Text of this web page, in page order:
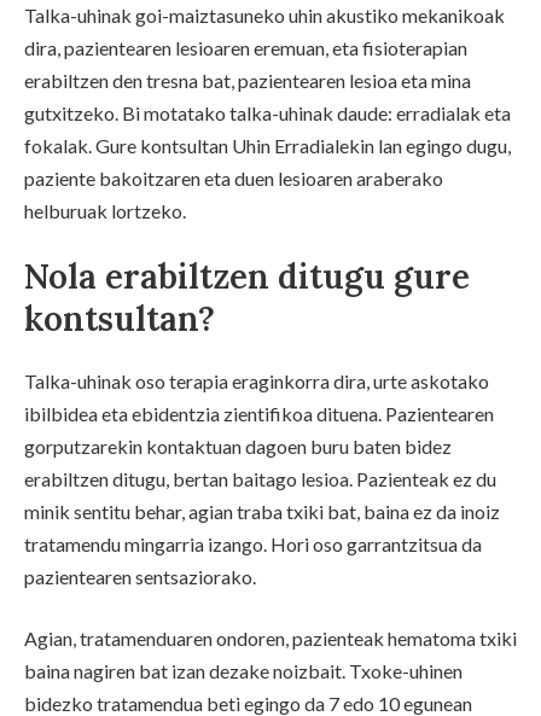
Talka-uhinak goi-maiztasuneko uhin akustiko mekanikoak
dira, pazientearen lesioaren eremuan, eta fisioterapian
erabiltzen den tresna bat, pazientearen lesioa eta mina
gutxitzeko. Bi motatako talka-uhinak daude: erradialak eta
fokalak. Gure kontsultan Uhin Erradialekin lan egingo dugu,
paziente bakoitzaren eta duen lesioaren araberako
helburuak lortzeko.
Nola erabiltzen ditugu gure
kontsultan?
Talka-uhinak oso terapia eraginkorra dira, urte askotako
ibilbidea eta ebidentzia zientifikoa dituena. Pazientearen
gorputzarekin kontaktuan dagoen buru baten bidez
erabiltzen ditugu, bertan baitago lesioa. Pazienteak ez du
minik sentitu behar, agian traba txiki bat, baina ez da inoiz
tratamendu mingarria izango. Hori oso garrantzitsua da
pazientearen sentsaziorako.
Agian, tratamenduaren ondoren, pazienteak hematoma txiki
baina nagiren bat izan dezake noizbait. Txoke-uhinen
bidezko tratamendua beti egingo da 7 edo 10 egunean